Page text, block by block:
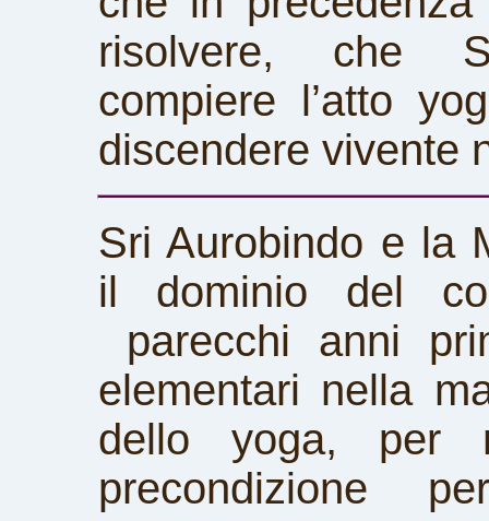
risolvere, che
compiere l’atto
discendere vivente
Sri Aurobindo e la
il dominio del
parecchi anni
elementari nella
dello yoga, per
precondizione